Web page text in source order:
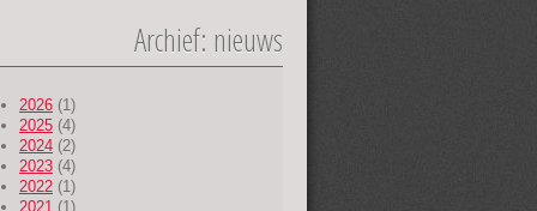
Archief: nieuws
2026 (1)
2025 (4)
2024 (2)
2023 (4)
2022 (1)
2021 (1)